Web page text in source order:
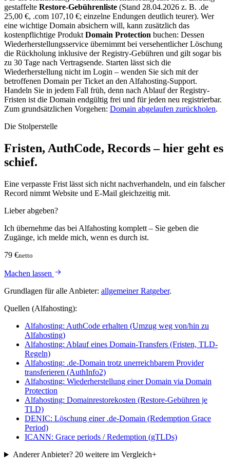
gestaffelte Restore-Gebührenliste (Stand 28.04.2026 z. B. .de
25,00 €, .com 107,10 €; einzelne Endungen deutlich teurer). Wer
eine wichtige Domain absichern will, kann zusätzlich das
kostenpflichtige ProduktDomain Protection buchen: Dessen
Wiederherstellungsservice übernimmt bei versehentlicher Löschung
die Rückholung inklusive der Registry-Gebühren und gilt sogar bis
zu 30 Tage nach Vertragsende. Starten lässt sich die
Wiederherstellung nicht im Login – wenden Sie sich mit der
betroffenen Domain per Ticket an den Alfahosting-Support.
Handeln Sie in jedem Fall früh, denn nach Ablauf der Registry-
Fristen ist die Domain endgültig frei und für jeden neu registrierbar.
Zum grundsätzlichen Vorgehen: Domain abgelaufen zurückholen.
Die Stolperstelle
Fristen, AuthCode, Records – hier geht es
schief.
Eine verpasste Frist lässt sich nicht nachverhandeln, und ein falscher
Record nimmt Website und E-Mail gleichzeitig mit.
Lieber abgeben?
Ich übernehme das bei Alfahosting komplett – Sie geben die
Zugänge, ich melde mich, wenn es durch ist.
79 €netto
Machen lassen
Grundlagen für alle Anbieter: allgemeiner Ratgeber.
Quellen (Alfahosting):
Alfahosting: AuthCode erhalten (Umzug weg von/hin zu
Alfahosting)
Alfahosting: Ablauf eines Domain-Transfers (Fristen, TLD-
Regeln)
Alfahosting: .de-Domain trotz unerreichbarem Provider
transferieren (AuthInfo2)
Alfahosting: Wiederherstellung einer Domain via Domain
Protection
Alfahosting: Domainrestorekosten (Restore-Gebühren je
TLD)
DENIC: Löschung einer .de-Domain (Redemption Grace
Period)
ICANN: Grace periods / Redemption (gTLDs)
Anderer Anbieter? 20 weitere im Vergleich+